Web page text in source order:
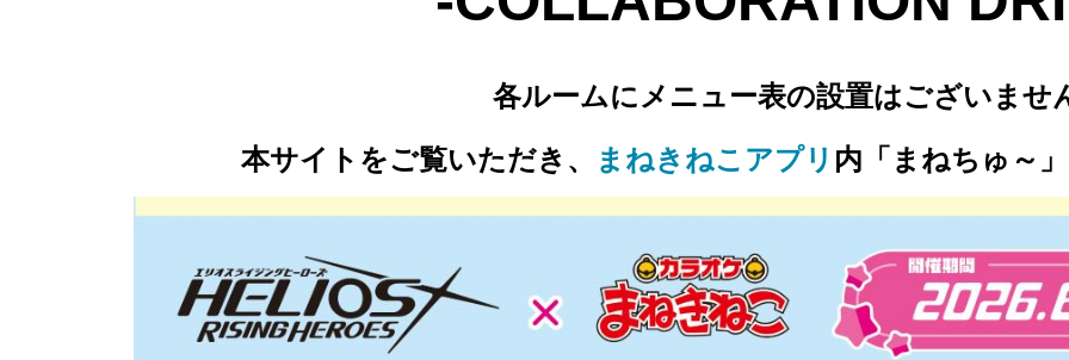
各ルームにメニュー表の設置はございませ
本サイトをご覧いただき、
まねきねこアプリ 内「まねちゅ～